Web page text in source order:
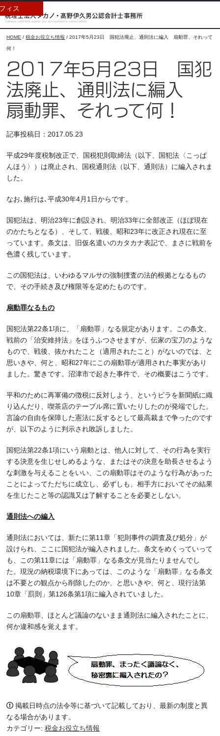
ィス
HOME /税金お役立ち情報 /2017年5月23日 国犯法廃止、通則法に編入 扇動罪、それって
何！
2017年5月23日 国犯
法廃止、通則法に編入
扇動罪、それって何！
記事投稿日：2017.05.23
平成29年度税制改正で、国税犯則取締法（以下、国犯法〈こっぱ
んほう〉）は廃止され、国税通則法（以下、通則法）に編入されま
した。
なお､施行は､平成30年4月1日からです。
国犯法は、明治23年に創設され、明治33年に全部改正（ほぼ現在
のかたちとなる）、そして、戦後、昭和23年に改正され現在に至
っています。条文は、旧仮名遣いのカタカナ表記で、まさに戦前を
色濃く残しています。
この国犯法は、いわゆるマルサの強制捜査の法的根拠となるもの
で、その手続き及び権限等を定めたものです。
扇動罪なるもの
国犯法第22条1項に、「扇動罪」なる規定があります。この条文、
戦前の「治安維持法」をほうふつさせますが、伝家の宝刀のような
もので、戦後、抜かれたこと（適用されたこと）がないのでは、と
思いきや、何と、昭和27年にこの扇動罪が適用された事実があり
ました。驚きです。沼津市で起きた事件で、その概要はこうです。
平和のために再軍備の徴税に反対しよう、というビラを新聞紙に織
り込んだり、喫茶店のテーブル席に置いたりしたのが発端でした。
言論の自由を保障した憲法に反するとして最高裁まで争ったのです
が、以下のように判示され敗訴しました。
国犯法第22条1項にいう扇動とは、他人に対して、その行為を実行
する決意を生じせしめるような、またはその決意を助長させるよう
な刺激を与えることをいい、この扇動罪はそのような行為があった
ことによってただちに成立し、必ずしも、相手方においてその結果
を生じたこと等の認識又は了解することを必要としない。
通則法への編入
通則法においては、新たに第11章「犯則事件の調査及び処分」が
設けられ、ここに国犯法が編入されました。条文をめくっていって
も、この第11章には「扇動罪」なる条文が見当たりませんでし
た。現況の納税環境下にあっては、このような「扇動罪」なる条文
は不要との観点から削除したのか、と思いきや、何と、現行法第
10章「罰則」第126条第1項に編入されていました。
この扇動罪、ほとんど議論のないまま通則法に編入されたことに、
何か違和感を覚えます。
掲載日時点の法令等に基づいて記載しており、最新の制度と異
なる場合があります。
カテゴリー:税金お役立ち情報